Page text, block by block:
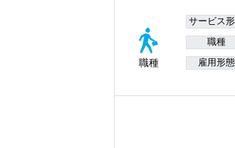
職種
サービス
職種
雇用形態